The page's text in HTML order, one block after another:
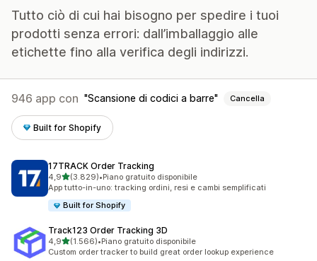
Tutto ciò di cui hai bisogno per spedire i tuoi
prodotti senza errori: dall’imballaggio alle
etichette fino alla verifica degli indirizzi.
946 app con Scansione di codici a barre Cancella
Built for Shopify
17TRACK Order Tracking
4,9stelle su 5
(3.829)
3829 recensioni totali
•Piano gratuito disponibile
App tutto-in-uno: tracking ordini, resi e cambi semplificati
Built for Shopify
Track123 Order Tracking 3D
4,9stelle su 5
(1.566)
1566 recensioni totali
•Piano gratuito disponibile
Custom order tracker to build great order lookup experience